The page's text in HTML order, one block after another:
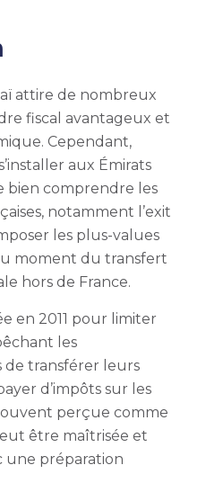
attire de nombreux
fiscal avantageux et
Cependant,
aux Émirats
bien comprendre les
notamment l’exit
les plus-values
moment du transfert
hors de France.
en 2011 pour limiter
les
transférer leurs
d’impôts sur les
perçue comme
être maîtrisée et
une préparation